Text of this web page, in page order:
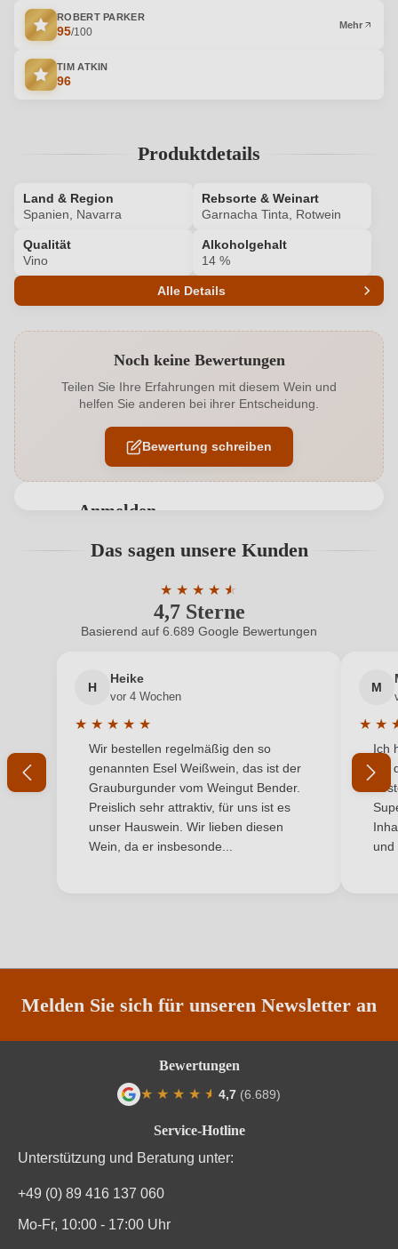
ROBERT PARKER
95/100
Mehr
TIM ATKIN
96
Produktdetails
Land & Region
Spanien, Navarra
Rebsorte & Weinart
Garnacha Tinta, Rotwein
Qualität
Vino
Alkoholgehalt
14 %
Alle Details
Alkoholgehalt in % 14 %
Allergene Enthält Sulfite
Ausbau Barrique
Pamplona, Navarra, Spanien
Passt zu Antipasti, Fisch, Rotes Fleisch
Qualität Vino
Garnacha Tinta
Weinart
Noch keine Bewertungen
Teilen Sie Ihre Erfahrungen mit diesem Wein und
helfen Sie anderen bei ihrer Entscheidung.
Bewertung schreiben
Anmelden
Benutzern abgegeben werden. Bitte loggen Sie sich
Neuer Kunde? Neuer Kunde?
Ihre E-Mail-Adresse
Ihr Passwort
Ich habe mein Passwort vergessen
Das sagen unsere Kunden
4,7 Sterne
★ ★ ★ ★ ★
★
Durchschnittliche Bewertung von 4.7
Basierend auf 6.689 Google Bewertungen
H
Heike
vor 4 Wochen
★ ★ ★ ★ ★
Durchschnittliche Bewertung von 5 von 5 Sternen
Wir bestellen regelmäßig den so
genannten Esel Weißwein, das ist der
Grauburgunder vom Weingut Bender.
Preislich sehr attraktiv, für uns ist es
unser Hauswein. Wir lieben diesen
Wein, da er insbesonde...
M
★ ★
Ich
mit
und
Melden Sie sich für unseren Newsletter an
Service-Hotline
Unterstützung und Beratung unter:
+49 (0) 89 416 137 060
Mo-Fr, 10:00 - 17:00 Uhr
Bewertungen
★ ★ ★ ★ ★
★ 4,7 (6.689)